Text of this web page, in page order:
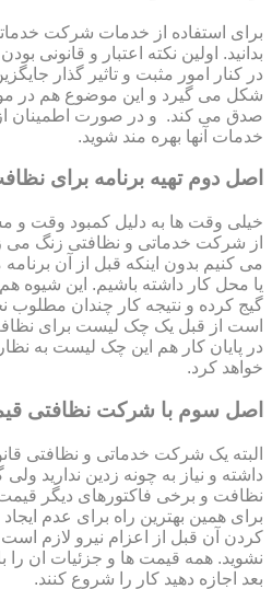
برای استفاده از خدمات شرکت
بدانید. اولین نکته اعتبار و
در کنار امور مثبت و تاثیر گذار
شکل می گیرد و این موضوع هم در
صدق می کند. و در صورت اطمینان از
خدمات آنها بهره مند شوید.
اصل دوم تهیه برنامه برای
خیلی وقت ها به دلیل کمبود وقت و
از شرکت خدماتی و نظافتی زنگ می
می کنیم بدون اینکه قبل از آن
یا محل کار داشته باشیم. این شیوه
گیج کرده و نتیجه کار چندان مطلوب
است از قبل یک چک لیست برای
در پایان کار هم این چک لیست به
خواهد کرد.
اصل سوم با شرکت نظافتی
البته یک شرکت خدماتی و نظافتی
داشته و نیاز به چونه زدین ندارید
نظافت و برخی فاکتورهای دیگر
برای همین بهترین راه برای عدم
کردن آن قبل از اعزام نیرو لازم
نشوید. همه قیمت ها و جزئیات ان را
بعد اجازه دهید کار را شروع کنند.